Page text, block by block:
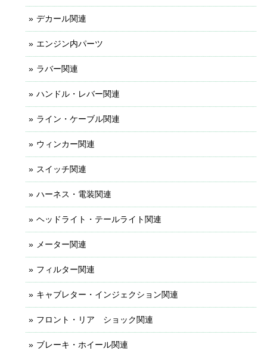
デカール関連
エンジン内パーツ
ラバー関連
ハンドル・レバー関連
ライン・ケーブル関連
ウィンカー関連
スイッチ関連
ハーネス・電装関連
ヘッドライト・テールライト関連
メーター関連
フィルター関連
キャブレター・インジェクション関連
フロント・リア ショック関連
ブレーキ・ホイール関連